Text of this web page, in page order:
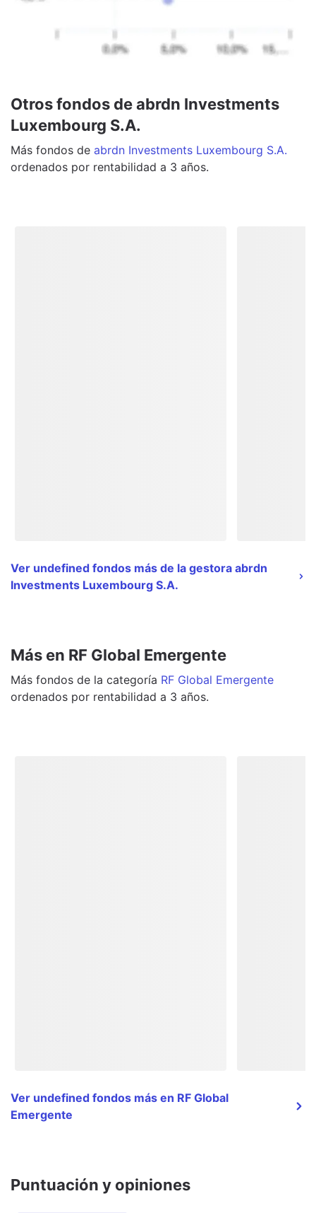
Otros fondos de abrdn Investments
Luxembourg S.A.
Más fondos de abrdn Investments Luxembourg S.A.
ordenados por rentabilidad a 3 años.
Ver undefined fondos más de la gestora abrdn
Investments Luxembourg S.A.
Más en RF Global Emergente
Más fondos de la categoría RF Global Emergente
ordenados por rentabilidad a 3 años.
Ver undefined fondos más en RF Global
Emergente
Puntuación y opiniones